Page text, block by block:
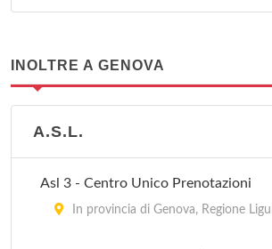
INOLTRE A GENOVA
A.S.L.
Asl 3 - Centro Unico Prenotazioni
In provincia di Genova, Regione